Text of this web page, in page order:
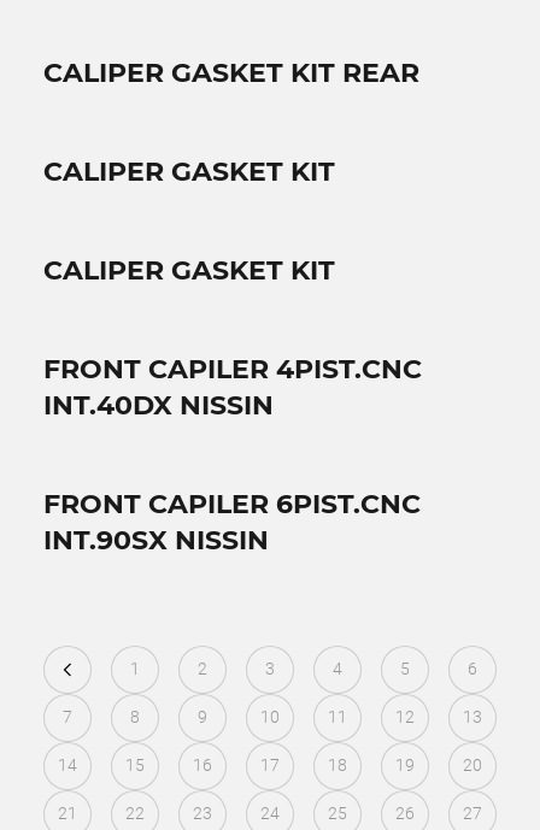
CALIPER GASKET KIT REAR
CALIPER GASKET KIT
CALIPER GASKET KIT
FRONT CAPILER 4PIST.CNC
INT.40DX NISSIN
FRONT CAPILER 6PIST.CNC
INT.90SX NISSIN
1 2 3 4 5 6
7 8 9 10 11 12 13
14 15 16 17 18 19 20
21 22 23 24 25 26 27